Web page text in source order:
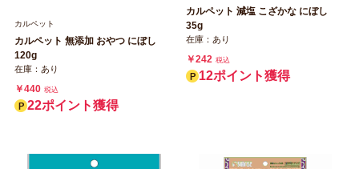
カルペット
カルペット 無添加 おやつ にぼし
120g
在庫：あり
￥440 税込
22ポイント獲得
カルペット 減塩 こざかな にぼし
35g
在庫：あり
￥242 税込
12ポイント獲得